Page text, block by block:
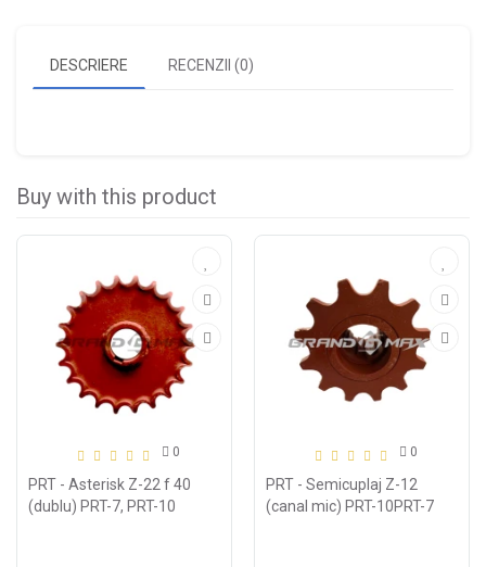
DESCRIERE RECENZII (0)
Buy with this product
0
PRT - Asterisk Z-22 f 40
(dublu) PRT-7, PRT-10
0
PRT - Semicuplaj Z-12
(canal mic) PRT-10PRT-7